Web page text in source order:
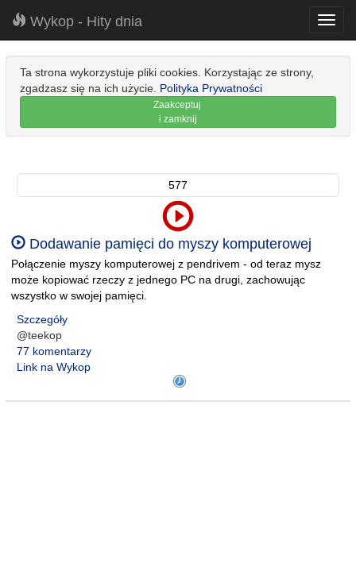
Wykop - Hity dnia
Ta strona wykorzystuje pliki cookies. Korzystając ze strony,
zgadzasz się na ich użycie. Polityka Prywatności
Zaakceptuj
i zamknij
577
Dodawanie pamięci do myszy komputerowej
Połączenie myszy komputerowej z pendrivem - od teraz mysz
może kopiować rzeczy z jednego PC na drugi, zachowując
wszystko w swojej pamięci.
Szczegóły
@teekop
77 komentarzy
Link na Wykop